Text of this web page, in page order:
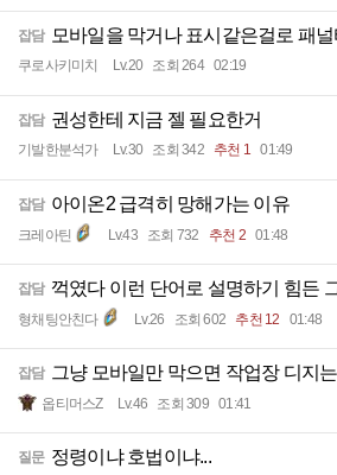
잡담 모바일을 막거나 표시같은걸로 패
쿠로사키미치 Lv.20 조회 264 02:19
잡담 권성한테 지금 젤 필요한거
기발한분석가 Lv.30 조회 342 추천 1 01:49
잡담 아이온2 급격히 망해가는 이유
크레아틴 Lv.43 조회 732 추천 2 01:48
잡담 꺽였다 이런 단어로 설명하기 힘든
형채팅안친다 Lv.26 조회 602 추천 12 01:48
잡담 그냥 모바일만 막으면 작업장 디지
옵티머스Z Lv.46 조회 309 01:41
질문 정령이냐 호법이냐...